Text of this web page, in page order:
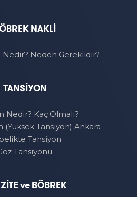
NAKLİ
Neden Gereklidir?
TANSİYON
Nedir? Kaç Olmalı?
(Yüksek Tansiyon) Ankara
Tansiyon
Tansiyonu
ve BÖBREK